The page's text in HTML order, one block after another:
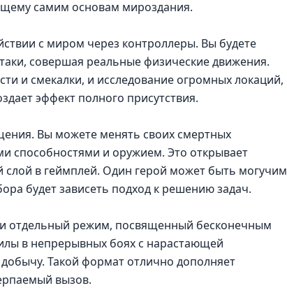
самим основам мироздания.
с миром через контроллеры. Вы будете
совершая реальные физические движения.
и смекалки, и исследование огромных локаций,
эффект полного присутствия.
Вы можете менять своих смертных
способностями и оружием. Это открывает
слой в геймплей. Один герой может быть могучим
будет зависеть подход к решению задач.
отдельный режим, посвященный бесконечным
в непрерывных боях с нарастающей
Такой формат отлично дополняет
вызов.